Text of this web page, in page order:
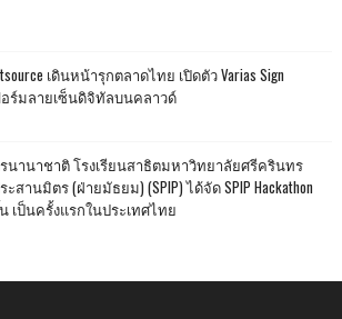
เดินหน้ารุกตลาดไทย เปิดตัว Varias Sign
ร์มลายเซ็นดิจิทัลบนคลาวด์
นานาชาติ โรงเรียนสาธิตมหาวิทยาลัยศรีครินทร
สานมิตร (ฝ่ายมัธยม) (SPIP) ได้จัด SPIP Hackathon
เป็นครั้งแรกในประเทศไทย